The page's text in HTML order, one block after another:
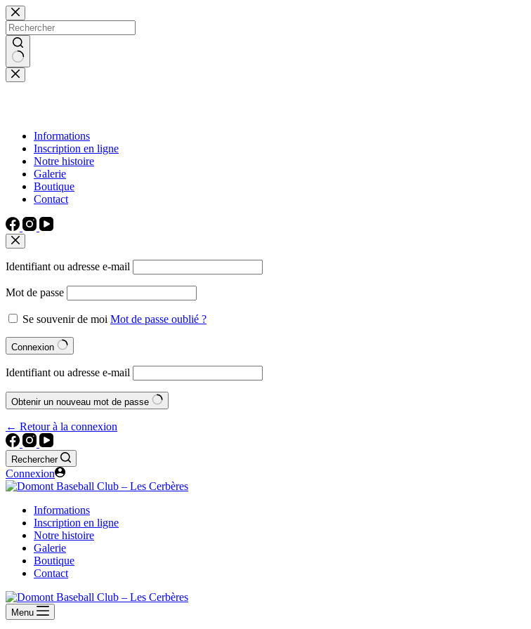
Passer
au
contenu
Aucun
résultat
Informations
Inscription en ligne
Notre histoire
Galerie
Boutique
Contact
Identifiant ou adresse e-mail
Mot de passe
Se souvenir de moi Mot de passe oublié ?
Connexion
Identifiant ou adresse e-mail
Obtenir un nouveau mot de passe
← Retour à la connexion
Rechercher
Connexion
Informations
Inscription en ligne
Notre histoire
Galerie
Boutique
Contact
Menu